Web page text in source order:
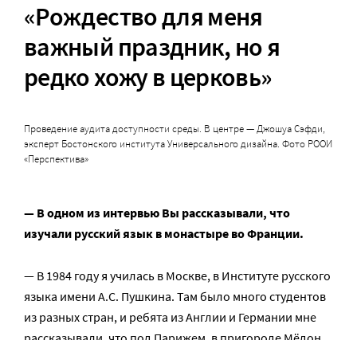
«Рождество для меня
важный праздник, но я
редко хожу в церковь»
Проведение аудита доступности среды. В центре — Джошуа Сэфди,
эксперт Бостонского института Универсального дизайна. Фото РООИ
«Перспектива»
— В одном из интервью Вы рассказывали, что
изучали русский язык в монастыре во Франции.
— В 1984 году я училась в Москве, в Институте русского
языка имени А.С. Пушкина. Там было много студентов
из разных стран, и ребята из Англии и Германии мне